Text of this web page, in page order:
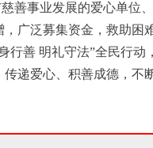
善事业发展的爱心单位
广泛募集资金，救助困
行善 明礼守法”全民行
递爱心、积善成德，不